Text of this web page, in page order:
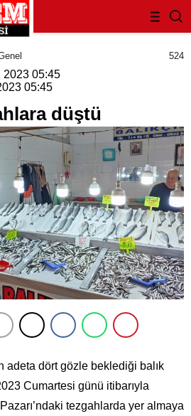
524
2023 05:45
05:45
düştü
adeta dört gözle beklediği balık
Cumartesi günü itibarıyla
tezgahlarda yer almaya